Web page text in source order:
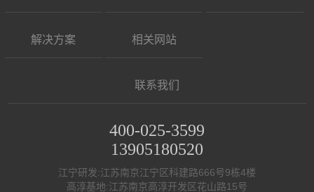
解决方案 相关网站
联系我们
400-025-3599
13905180520
江宁研发:江苏南京江宁区科建路666号9栋4楼
高淳基地:江苏南京高淳开发区花山路15号